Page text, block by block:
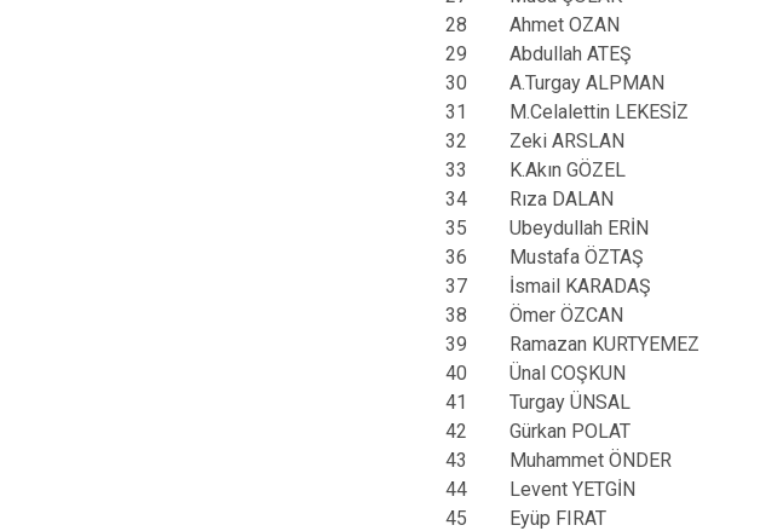
28
Ahmet OZAN
29
Abdullah ATEŞ
30
A.Turgay ALPMAN
31
M.Celalettin LEKESİZ
32
Zeki ARSLAN
33
K.Akın GÖZEL
34
Rıza DALAN
35
Ubeydullah ERİN
36
Mustafa ÖZTAŞ
37
İsmail KARADAŞ
38
Ömer ÖZCAN
39
Ramazan KURTYEMEZ
40
Ünal COŞKUN
41
Turgay ÜNSAL
42
Gürkan POLAT
43
Muhammet ÖNDER
44
Levent YETGİN
45
Eyüp FIRAT